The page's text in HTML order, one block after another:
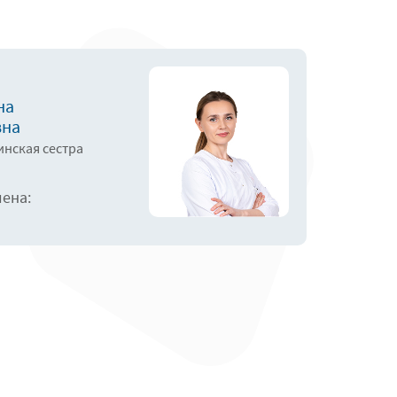
сестра